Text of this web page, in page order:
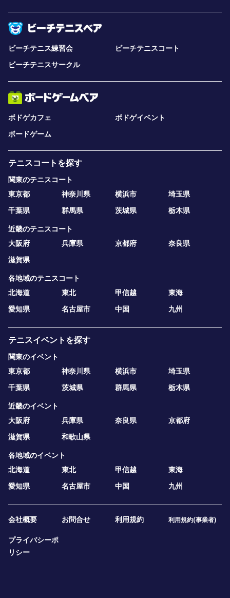
ビーチテニス練習会
ビーチテニスコート
ビーチテニスサークル
ボドゲカフェ
ボドゲイベント
ボードゲーム
テニスコートを探す
関東のテニスコート
東京都
神奈川県 横浜市
埼玉県
千葉県
群馬県 茨城県 栃木県
近畿のテニスコート
大阪府
兵庫県 京都府
奈良県
滋賀県
各地域のテニスコート
北海道
東北 甲信越
東海
愛知県
名古屋市 中国 九州
テニスイベントを探す
関東のイベント
東京都
神奈川県 横浜市
埼玉県
千葉県
茨城県 群馬県 栃木県
近畿のイベント
大阪府
兵庫県 奈良県
京都府
滋賀県
和歌山県
各地域のイベント
北海道
東北 甲信越
東海
愛知県
名古屋市 中国 九州
会社概要 お問合せ 利用規約 利用規約(事業者)
プライバシーポ
リシー